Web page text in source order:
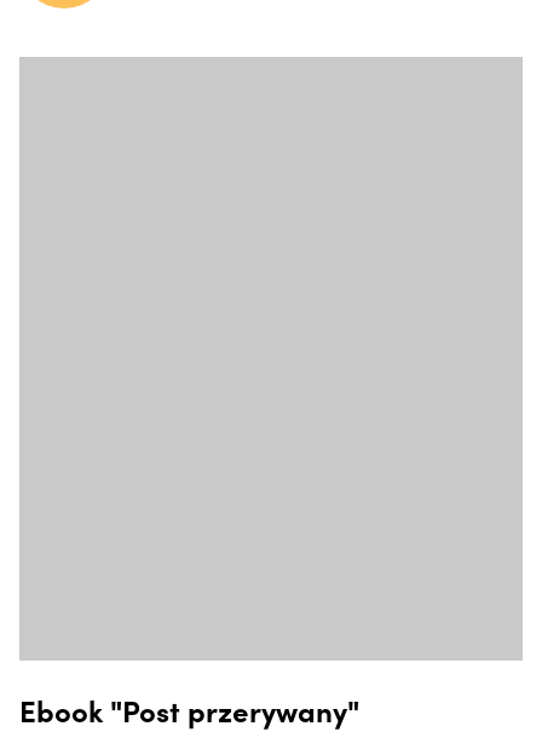
Ebook "Post przerywany"